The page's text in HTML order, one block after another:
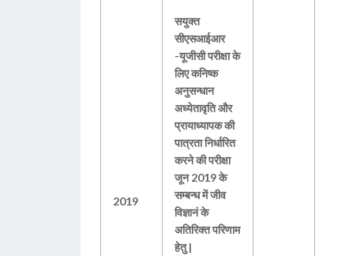
2019
सयुक्त
सीएसआईआर
-यूजीसी परीक्षा के
लिए कनिष्क
अनुसन्धान
अध्येतावृति और
प्रायाध्यापक की
पात्रता निर्धारित
करने की परीक्षा
जून 2019 के
सम्बन्ध में जीव
विज्ञानं के
अतिरिक्त परिणाम
हेतु |